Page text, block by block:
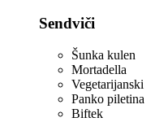
Sendviči
Šunka kulen
Mortadella
Vegetarijanski
Panko piletina
Biftek